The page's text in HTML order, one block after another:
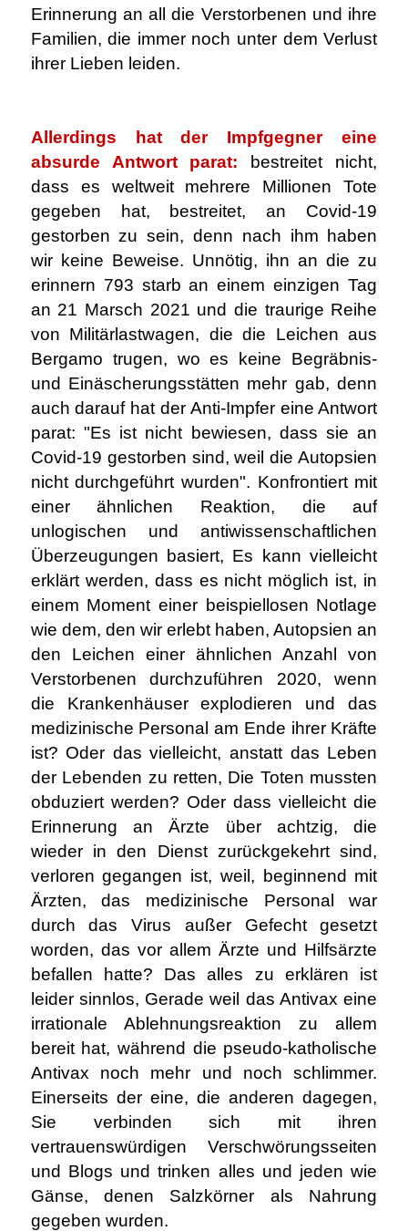
Erinnerung an all die Verstorbenen und ihre
Familien, die immer noch unter dem Verlust
ihrer Lieben leiden.
Allerdings hat der Impfgegner eine
absurde Antwort parat:
bestreitet nicht,
dass es weltweit mehrere Millionen Tote
gegeben hat, bestreitet, an Covid-19
gestorben zu sein, denn nach ihm haben
wir keine Beweise. Unnötig, ihn an die zu
erinnern 793 starb an einem einzigen Tag
an 21 Marsch 2021 und die traurige Reihe
von Militärlastwagen, die die Leichen aus
Bergamo trugen, wo es keine Begräbnis-
und Einäscherungsstätten mehr gab, denn
auch darauf hat der Anti-Impfer eine Antwort
parat: "Es ist nicht bewiesen, dass sie an
Covid-19 gestorben sind, weil die Autopsien
nicht durchgeführt wurden". Konfrontiert mit
einer ähnlichen Reaktion, die auf
unlogischen und antiwissenschaftlichen
Überzeugungen basiert, Es kann vielleicht
erklärt werden, dass es nicht möglich ist, in
einem Moment einer beispiellosen Notlage
wie dem, den wir erlebt haben, Autopsien an
den Leichen einer ähnlichen Anzahl von
Verstorbenen durchzuführen 2020, wenn
die Krankenhäuser explodieren und das
medizinische Personal am Ende ihrer Kräfte
ist? Oder das vielleicht, anstatt das Leben
der Lebenden zu retten, Die Toten mussten
obduziert werden? Oder dass vielleicht die
Erinnerung an Ärzte über achtzig, die
wieder in den Dienst zurückgekehrt sind,
verloren gegangen ist, weil, beginnend mit
Ärzten, das medizinische Personal war
durch das Virus außer Gefecht gesetzt
worden, das vor allem Ärzte und Hilfsärzte
befallen hatte? Das alles zu erklären ist
leider sinnlos, Gerade weil das Antivax eine
irrationale Ablehnungsreaktion zu allem
bereit hat, während die pseudo-katholische
Antivax noch mehr und noch schlimmer.
Einerseits der eine, die anderen dagegen,
Sie verbinden sich mit ihren
vertrauenswürdigen Verschwörungsseiten
und Blogs und trinken alles und jeden wie
Gänse, denen Salzkörner als Nahrung
gegeben wurden.